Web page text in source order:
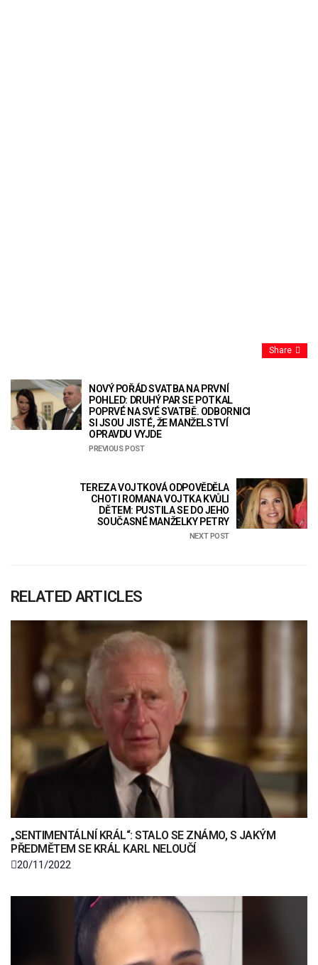
Share
NOVÝ POŘÁD SVATBA NA PRVNÍ
POHLED: DRUHÝ PAR SE POTKAL
POPRVÉ NA SVÉ SVATBĚ. ODBORNICI
SI JSOU JISTÉ, ŽE MANŽELSTVÍ
OPRAVDU VYJDE
PREVIOUS POST
TEREZA VOJTKOVÁ ODPOVĚDĚLA
CHOTI ROMANA VOJTKA KVŮLI
DĚTEM: PUSTILA SE DO JEHO
SOUČASNÉ MANŽELKY PETRY
NEXT POST
RELATED ARTICLES
„SENTIMENTÁLNÍ KRÁL“: STALO SE ZNÁMO, S JAKÝM
PŘEDMĚTEM SE KRÁL KARL NELOUČÍ
20/11/2022